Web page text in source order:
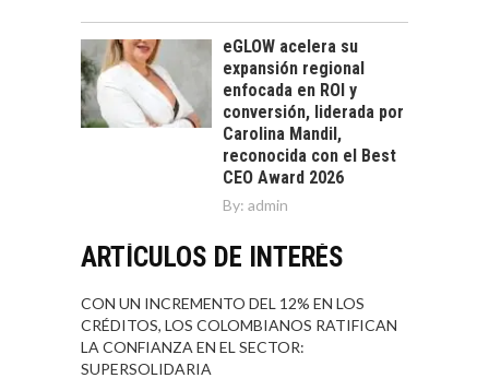
eGLOW acelera su
expansión regional
enfocada en ROI y
conversión, liderada por
Carolina Mandil,
reconocida con el Best
CEO Award 2026
By: admin
ARTÍCULOS DE INTERÉS
CON UN INCREMENTO DEL 12% EN LOS
CRÉDITOS, LOS COLOMBIANOS RATIFICAN
LA CONFIANZA EN EL SECTOR:
SUPERSOLIDARIA